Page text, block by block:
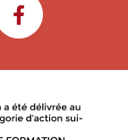
FACEBOOK